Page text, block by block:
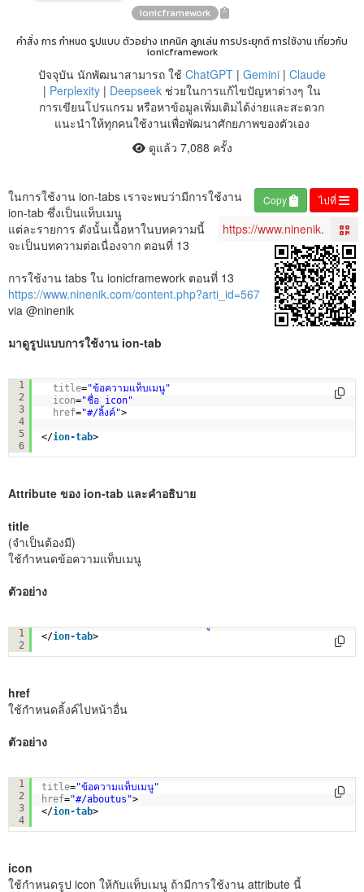
ionicframework
คำสั่ง การ กำหนด รูปแบบ ตัวอย่าง เทคนิค ลูกเล่น การประยุกต์ การใช้งาน เกี่ยวกับ
ionicframework
ปัจจุบัน นักพัฒนาสามารถ ใช้ ChatGPT| Gemini| Claude
| Perplexity| Deepseekช่วยในการแก้ไขปัญหาต่างๆ ใน
การเขียนโปรแกรม หรือหาข้อมูลเพิ่มเติมได้ง่ายและสะดวก
แนะนำให้ทุกคนใช้งานเพื่อพัฒนาศักยภาพของตัวเอง
ดูแล้ว 7,088 ครั้ง
ไปที่
Copy
ในการใช้งาน ion-tabs เราจะพบว่ามีการใช้งาน
ion-tab ซึ่งเป็นแท็บเมนู
แต่ละรายการ ดังนั้นเนื้อหาในบทความนี้
จะเป็นบทความต่อเนื่องจาก ตอนที่ 13
การใช้งาน tabs ใน ionicframework ตอนที่ 13
https://www.ninenik.com/content.php?arti_id=567
via @ninenik
มาดูรูปแบบการใช้งาน ion-tab
1
2
3
4
5
6
title="ข้อความแท็บเมนู"
icon="ชื่อ icon"
href="#/ลิ้งค์">
</ion-tab>
Attribute ของ ion-tab และคำอธิบาย
title
(จำเป็นต้องมี)
ใช้กำหนดข้อความแท็บเมนู
ตัวอย่าง
1
2
</ion-tab>
href
ใช้กำหนดลิ้งค์ไปหน้าอื่น
ตัวอย่าง
1
2
3
4
title="ข้อความแท็บเมนู"
href="#/aboutus">
</ion-tab>
icon
ใช้กำหนดรูป icon ให้กับแท็บเมนู ถ้ามีการใช้งาน attribute นี้